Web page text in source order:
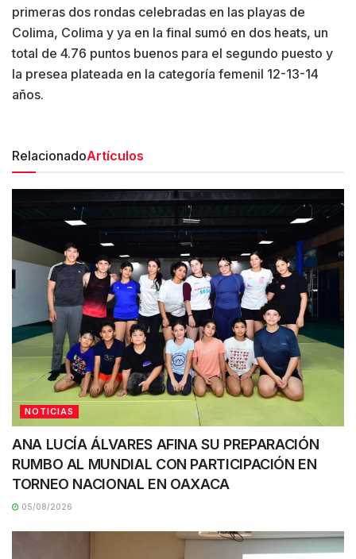
primeras dos rondas celebradas en las playas de
Colima, Colima y ya en la final sumó en dos heats, un
total de 4.76 puntos buenos para el segundo puesto y
la presea plateada en la categoría femenil 12-13-14
años.
RelacionadoArtículos
NOTICIAS
ANA LUCÍA ÁLVARES AFINA SU PREPARACIÓN
RUMBO AL MUNDIAL CON PARTICIPACIÓN EN
TORNEO NACIONAL EN OAXACA
05/08/2026